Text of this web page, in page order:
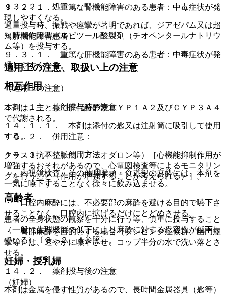
１３．２． 処置
過量投与時、振戦や痙攣が著明であれば、ジアゼパム又は超
短時間作用型バルビツール酸製剤（チオペンタールナトリウ
ム等）を投与する。
適用上の注意、取扱い上の注意
（適用上の注意）
１４．１． 薬剤投与時の注意
１４．１．１． 本剤は添付の匙又は注射筒に吸引して使用
する。
１４．１．２． 使用方法
・ 内視鏡検査、その他咽喉頭・食道部の麻酔には、本剤を
一気に嚥下することなく徐々に飲み込ませる。
・ 口腔内麻酔には、不必要部の麻酔を避ける目的で嚥下さ
せることなく、口腔内に拡げるだけにとどめさせる。
・ 胃部麻酔を目的とする場合（ダンピング症候群、幽門痙
攣等）は、速やかに嚥下させ、コップ半分の水で洗い落とさ
せる。
１４．２． 薬剤投与後の注意
本剤は金属を侵す性質があるので、長時間金属器具（匙等）
９．２．１． 重篤な腎機能障害のある患者：中毒症状が発
現しやすくなる。
（肝機能障害患者）
９．３．１． 重篤な肝機能障害のある患者：中毒症状が発
現しやすくなる。
相互作用
本剤は、主として肝代謝酵素ＣＹＰ１Ａ２及びＣＹＰ３Ａ４
で代謝される。
１０．２． 併用注意：
クラス３抗不整脈剤（アミオダロン等）［心機能抑制作用が
増強するおそれがあるので、心電図検査等によるモニタリン
グを行うこと（作用が増強することが考えられる）］。
高齢者
患者の全身状態の観察を十分に行う等、慎重に投与すること
（一般に生理機能の低下により麻酔に対する忍容性が低下し
ている）〔８．２．４参照〕。
妊婦・授乳婦
（妊婦）